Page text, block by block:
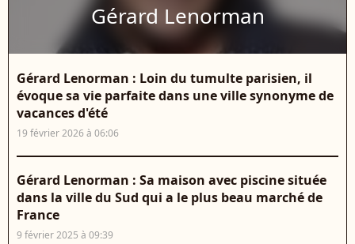
Gérard Lenorman
Gérard Lenorman : Loin du tumulte parisien, il
évoque sa vie parfaite dans une ville synonyme de
vacances d'été
19 février 2026 à 06:06
Gérard Lenorman : Sa maison avec piscine située
dans la ville du Sud qui a le plus beau marché de
France
9 février 2025 à 09:39